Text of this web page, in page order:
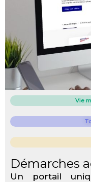
Vie
Démarches
Un portail